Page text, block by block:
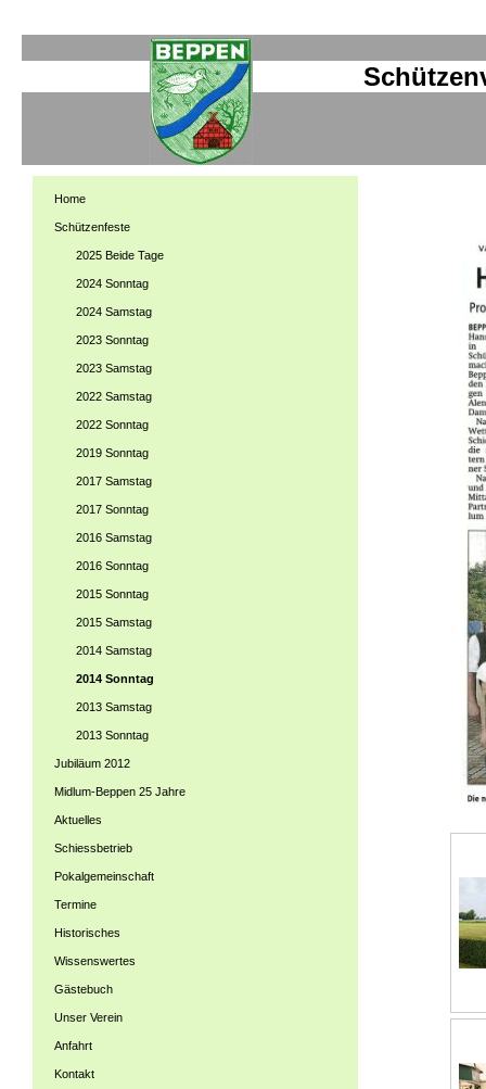
Home
Schützenfeste
2025 Beide Tage
2024 Sonntag
2024 Samstag
2023 Sonntag
2023 Samstag
2022 Samstag
2022 Sonntag
2019 Sonntag
2017 Samstag
2017 Sonntag
2016 Samstag
2016 Sonntag
2015 Sonntag
2015 Samstag
2014 Samstag
2014 Sonntag
2013 Samstag
2013 Sonntag
Jubiläum 2012
Midlum-Beppen 25 Jahre
Aktuelles
Schiessbetrieb
Pokalgemeinschaft
Termine
Historisches
Wissenswertes
Gästebuch
Unser Verein
Anfahrt
Kontakt